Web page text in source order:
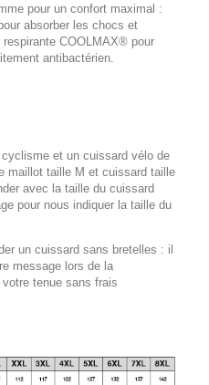
pour un confort maximal :
absorber les chocs et
COOLMAX® pour
antibactérien.
et un cuissard vélo de
maillot taille M et cuissard taille
avec la taille du cuissard
pour nous indiquer la taille du
un cuissard sans bretelles : il
message lors de la
tenue sans frais